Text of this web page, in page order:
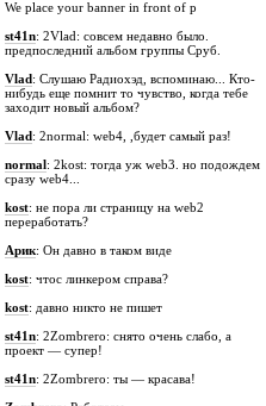
We place your banner in front of p
st41n: 2Vlad: совсем недавно было.
предпоследний альбом группы Сруб.
Vlad: Слушаю Радиохэд, вспоминаю... Кто-
нибудь еще помнит то чувство, когда тебе
заходит новый альбом?
Vlad: 2normal: web4, ,будет самый раз!
normal: 2kost: тогда уж web3. но подождем
сразу web4...
kost: не пора ли страницу на web2
переработать?
Арик: Он давно в таком виде
kost: чтос линкером справа?
kost: давно никто не пишет
st41n: 2Zombrero: снято очень слабо, а
проект — супер!
st41n: 2Zombrero: ты — красава!